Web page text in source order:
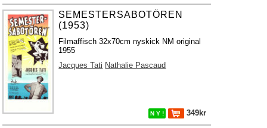
SEMESTERSABOTÖREN
(1953)
Filmaffisch 32x70cm nyskick NM original
1955
Jacques Tati Nathalie Pascaud
N Y ! 349kr